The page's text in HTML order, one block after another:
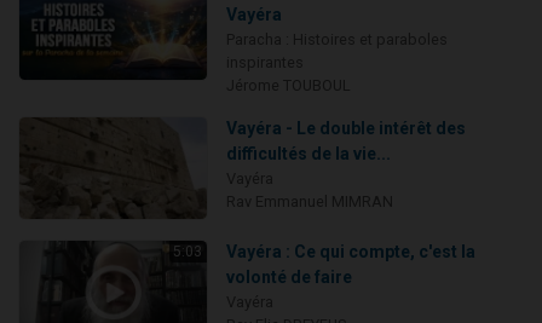
Vayéra
Vayéra - Le double intérêt des
difficultés de la vie...
5:03
Vayéra : Ce qui compte, c'est la
volonté de faire